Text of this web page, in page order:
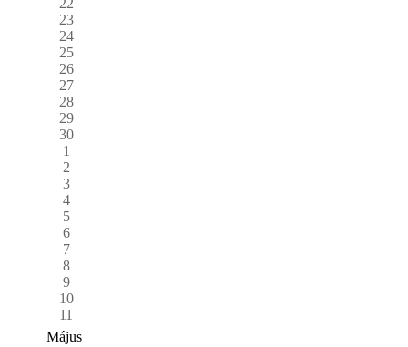
23
24
25
26
27
28
29
30
1
2
3
4
5
6
7
8
9
10
11
Május